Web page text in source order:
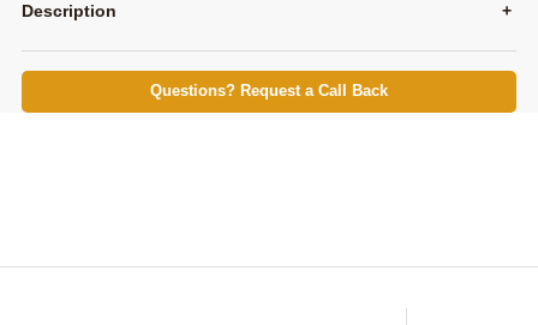
Description +
Questions? Request a Call Back